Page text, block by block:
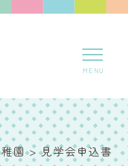
園>見学会申込書